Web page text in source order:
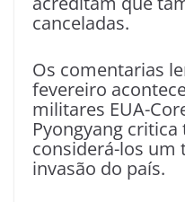
canceladas.
Os comentarias
fevereiro
militares EUA-
Pyongyang
considerá-los um
invasão do país.